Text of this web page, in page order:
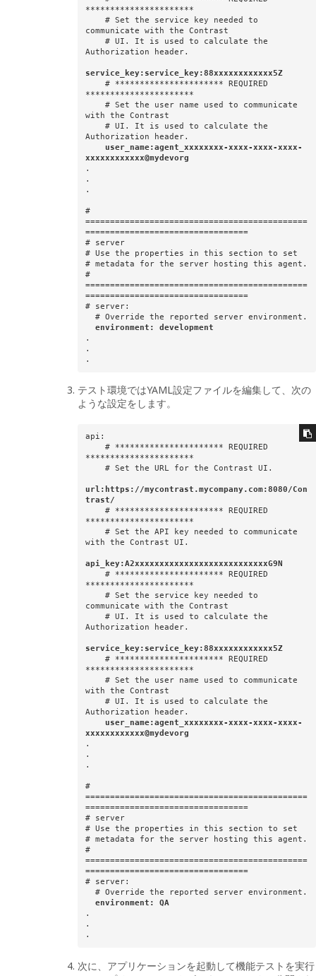
**********************
communicate with the Contrast
Authorization header.
service_key:service_key:88xxxxxxxxxxxx5Z
**********************
with the Contrast
Authorization header.
user_name:agent_xxxxxxxx-xxxx-xxxx-xxxx-
xxxxxxxxxxxx@mydevorg
.
.
.
#
=============================================
=================================
# server
# Use the properties in this section to set
# metadata for the server hosting this agent.
#
=============================================
=================================
# server:
  environment: development
.
.
テスト環境ではYAML設定ファイルを編集して、次の
ような設定をします。
api:
**********************
url:https://mycontrast.mycompany.com:8080/Con
trast/
**********************
with the Contrast UI.
api_key:A2xxxxxxxxxxxxxxxxxxxxxxxxxxxG9N
**********************
communicate with the Contrast
Authorization header.
service_key:service_key:88xxxxxxxxxxxx5Z
**********************
with the Contrast
Authorization header.
user_name:agent_xxxxxxxx-xxxx-xxxx-xxxx-
xxxxxxxxxxxx@mydevorg
.
.
.
#
=============================================
=================================
# server
# Use the properties in this section to set
# metadata for the server hosting this agent.
#
=============================================
=================================
# server:
  environment: QA
.
.
.
次に、アプリケーションを起動して機能テストを実行